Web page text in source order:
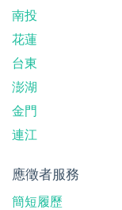
南投
花蓮
台東
澎湖
金門
連江
應徵者服務
簡短履歷